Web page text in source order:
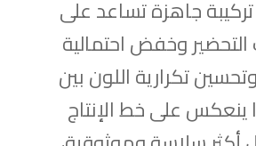
جاهزة تساعد على
وخفض احتمالية
تكرارية اللون بين
ينعكس على خط الإنتاج